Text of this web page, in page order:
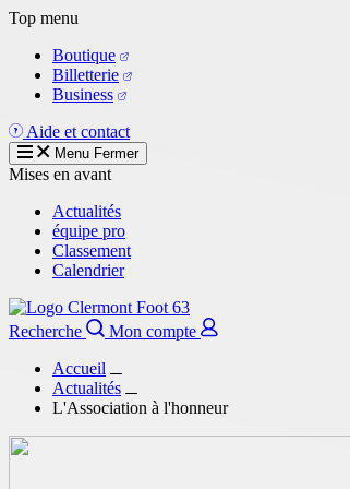
Aller
contenu
principal
Top menu
Boutique
Billetterie
Business
Aide et contact
Menu Fermer
Mises en avant
Actualités
équipe pro
Classement
Calendrier
Recherche
Mon compte
Accueil
Actualités
L'Association à l'honneur